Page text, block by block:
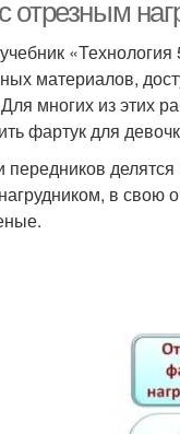
отрезным
«Технология
материалов,
многих из этих
фартук для
передников
в свою